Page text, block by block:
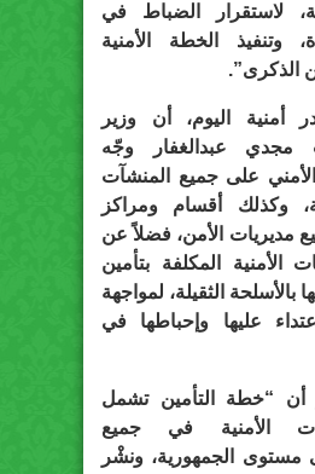
لاستقرار الضباط في
وتنفيذ الخطة الأمنية
الذكرى”.
أمنية اليوم، أن وزير
مجدي عبدالغفار وجّه
الأمني على جميع المنشآت
وكذلك أقسام ومراكز
مديريات الأمن، فضلاً عن
الأمنية المكلفة بتأمين
بالأسلحة الثقيلة، لمواجهة
عليها وإحباطها في
أن “خطة التأمين تشمل
الأمنية في جميع
مستوى الجمهورية، ونشْر